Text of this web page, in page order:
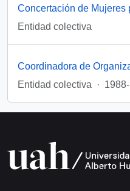
Entidad colectiva
Entidad colectiva
· 1988-